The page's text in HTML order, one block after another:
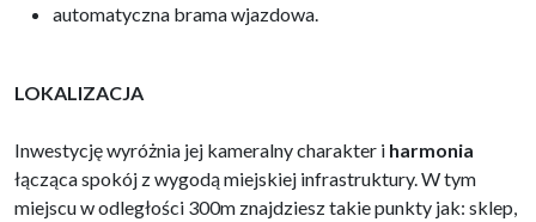
automatyczna brama wjazdowa.
LOKALIZACJA
Inwestycję wyróżnia jej kameralny charakter i harmonia
łącząca spokój z wygodą miejskiej infrastruktury. W tym
miejscu w odległości 300m znajdziesz takie punkty jak: sklep,